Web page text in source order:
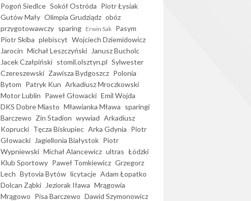
Pogoń Siedlce Sokół Ostróda Piotr Łysiak
Gutów Mały Olimpia Grudziądz obóz
przygotowawczy sparing Erwin Sak Pasym
Piotr Skiba plebiscyt Wojciech Dziemidowicz
Jarocin Michał Leszczyński
Janusz Bucholc
Jacek Czałpiński stomil.olsztyn.pl Sylwester
Czereszewski Zawisza Bydgoszcz Polonia
Bytom Patryk Kun Arkadiusz Mroczkowski
Motor Lublin Paweł Głowacki Emil Wojda
DKS Dobre Miasto Mławianka Mława sparingi
Barczewo Zin Stadion wywiad Arkadiusz
Koprucki Tęcza Biskupiec Arka Gdynia Piotr
Głowacki
Jagiellonia Białystok Piotr
Wypniewski Michał Alancewicz ultras Łódzki
Klub Sportowy Paweł Tomkiewicz Grzegorz
Lech Bytovia Bytów licytacje Adam Łopatko
Dolcan Ząbki
Jeziorak Iława Mrągowia
Mrągowo Pisa Barczewo Dawid Szymonowicz